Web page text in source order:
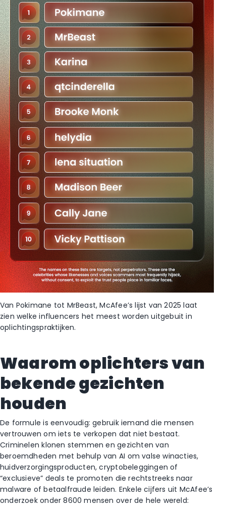
Van Pokimane tot MrBeast, McAfee’s lijst van 2025 laat
zien welke influencers het meest worden uitgebuit in
oplichtingspraktijken.
Waarom oplichters van
bekende gezichten
houden
De formule is eenvoudig: gebruik iemand die mensen
vertrouwen om iets te verkopen dat niet bestaat.
Criminelen klonen stemmen en gezichten van
beroemdheden met behulp van AI om valse winacties,
huidverzorgingsproducten, cryptobeleggingen of
“exclusieve” deals te promoten die rechtstreeks naar
malware of betaalfraude leiden. Enkele cijfers uit McAfee’s
onderzoek onder 8600 mensen over de hele wereld: